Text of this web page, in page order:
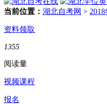
当前位置： 湖北自考网 >
资料领取
1355
阅读量
视频课程
报名